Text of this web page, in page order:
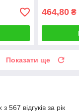
464,80 ₴
Показати ще
567 відгуків за рік